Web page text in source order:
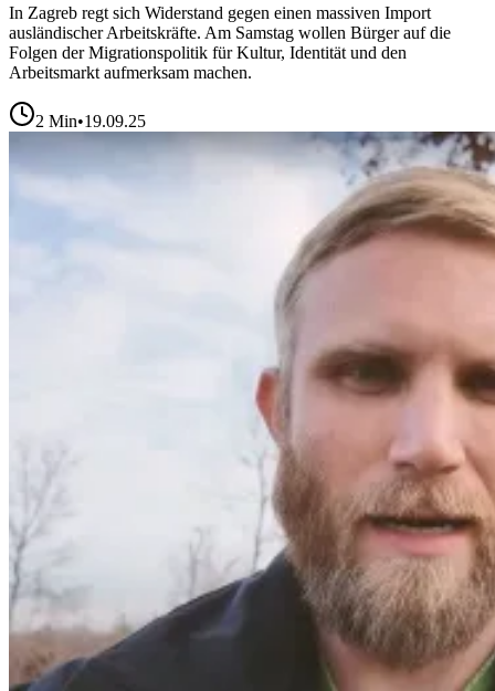
In Zagreb regt sich Widerstand gegen einen massiven Import
ausländischer Arbeitskräfte. Am Samstag wollen Bürger auf die
Folgen der Migrationspolitik für Kultur, Identität und den
Arbeitsmarkt aufmerksam machen.
2 Min•19.09.25